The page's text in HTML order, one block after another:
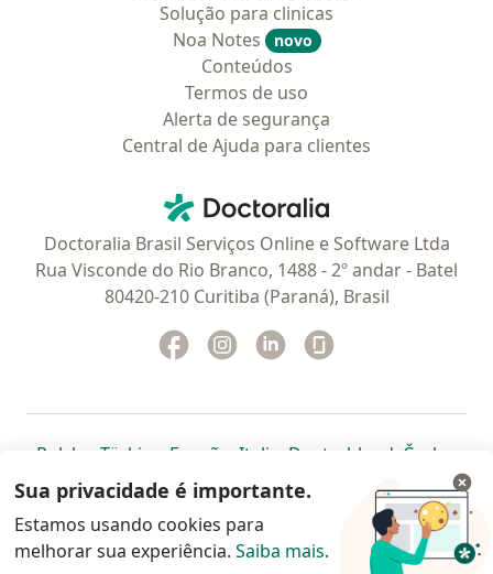
Solução para clinicas
Noa Notes
novo
Conteúdos
Termos de uso
Alerta de segurança
Central de Ajuda para clientes
Doctoralia - Homepage
Doctoralia Brasil Serviços Online e Software Ltda
Rua Visconde do Rio Branco, 1488 - 2º andar - Batel
80420-210 Curitiba (Paraná), Brasil
Facebook
abre num novo separador
Instagram
abre num novo separador
Linkedin
abre num novo
Polska abre num novo separador
Türkiye abre num novo separador
España abre num novo separador
Italia abre num novo
Deutschlandabre num
Česko
Portugal abre num novo separador
, México abre num novo separador
, abre num novo separador
Brasil abre num novoabre num
abre
Colombia abre num novo
www.doctoralia.com.br © 2026 - Agende agora sua
Sua privacidade é importante.
Estamos usando cookies para
melhorar sua experiência. Saiba mais.